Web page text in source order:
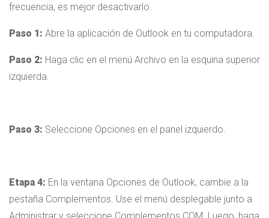
frecuencia, es mejor desactivarlo.
Paso 1: Abre la aplicación de Outlook en tu computadora.
Paso 2: Haga clic en el menú Archivo en la esquina superior
izquierda.
Paso 3: Seleccione Opciones en el panel izquierdo.
Etapa 4: En la ventana Opciones de Outlook, cambie a la
pestaña Complementos. Use el menú desplegable junto a